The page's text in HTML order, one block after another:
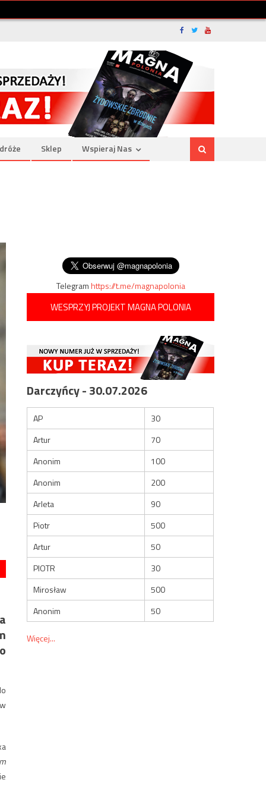
Sklep Wspieraj Nas
Telegramhttps://t.me/magnapolonia
WESPRZYJ PROJEKT MAGNA POLONIA
Darczyńcy - 30.07.2026
AP
30
Artur
70
Anonim
100
Anonim
200
Arleta
90
Piotr
500
Artur
50
PIOTR
30
Mirosław
500
Anonim
50
Więcej...